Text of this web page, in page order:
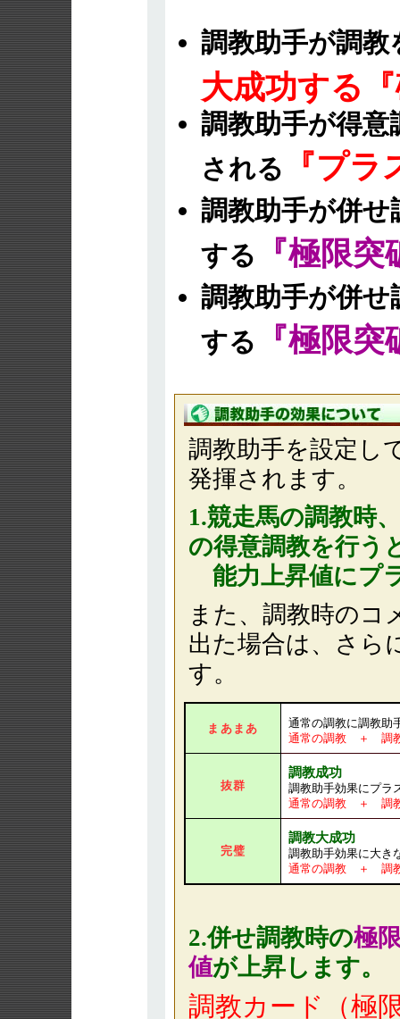
調教助手が調
大成功する
調教助手が得
される
『プ
調教助手が併
する
『極限
調教助手が併
する
『極限
調教助手を設定し
発揮されます。
1.競走馬の調教時
の得意調教を行う
能力上昇値にプ
また、調教時のコ
出た場合は、さら
す。
まあまあ
通常の調教に調教助
通常の調教 ＋ 調
抜群
調教成功
調教助手効果にプラ
通常の調教 ＋ 調
完璧
調教大成功
調教助手効果に大き
通常の調教 ＋ 調
2.併せ調教時の極
値が上昇します。
調教カード（極